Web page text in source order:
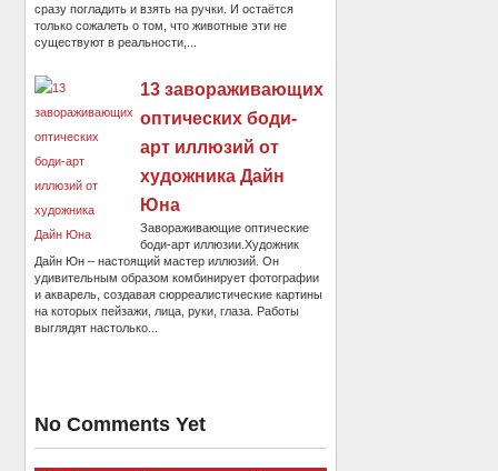
сразу погладить и взять на ручки. И остаётся
только сожалеть о том, что животные эти не
существуют в реальности,...
13 завораживающих
оптических боди-
арт иллюзий от
художника Дайн
Юна
Завораживающие оптические
боди-арт иллюзии.Художник
Дайн Юн – настоящий мастер иллюзий. Он
удивительным образом комбинирует фотографии
и акварель, создавая сюрреалистические картины
на которых пейзажи, лица, руки, глаза. Работы
выглядят настолько...
No Comments Yet